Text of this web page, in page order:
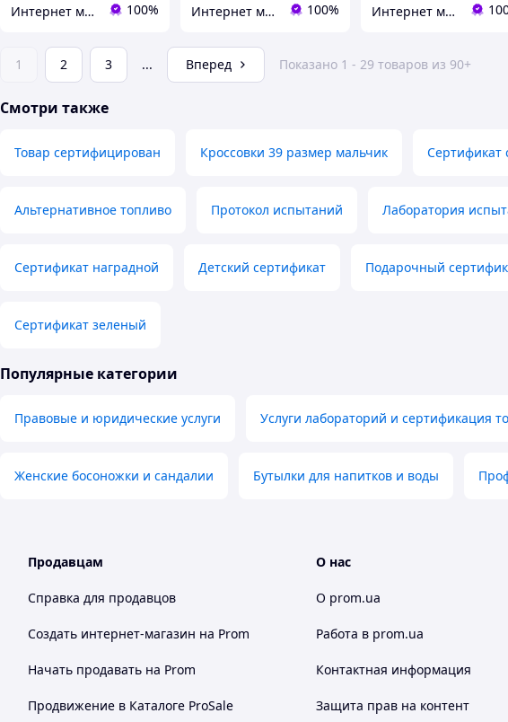
Интернет магазин «DIVING +» 100% Интернет магазин «DIVING +» 100% Интернет магазин «DIVING +»
1 2 3 ... Вперед Показано 1 - 29 товаров из 90+
Смотри также
Товар сертифицирован Кроссовки 39 размер мальчик Сертификат
Альтернативное топливо Протокол испытаний Лаборатория
Сертификат наградной Детский сертификат Подарочный
Сертификат зеленый
Популярные категории
Правовые и юридические услуги Услуги лабораторий и сертификация
Женские босоножки и сандалии Бутылки для напитков и воды
Продавцам
Справка для продавцов
Создать интернет-магазин на Prom
Начать продавать на Prom
Продвижение в Каталоге ProSale
О нас
О prom.ua
Работа в prom.ua
Контактная информация
Защита прав на контент